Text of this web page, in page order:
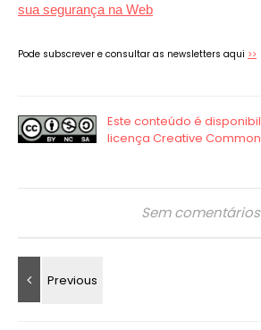
sua segurança na Web
Pode subscrever e consultar as newsletters aqui >>
Sem comentários